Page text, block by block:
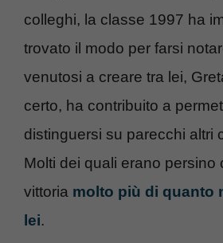
colleghi, la classe 1997 ha
trovato il modo per farsi
venutosi a creare tra lei,
certo, ha contribuito a
distinguersi su parecchi altri
Molti dei quali erano persino
vittoria molto più di quanto
lei.